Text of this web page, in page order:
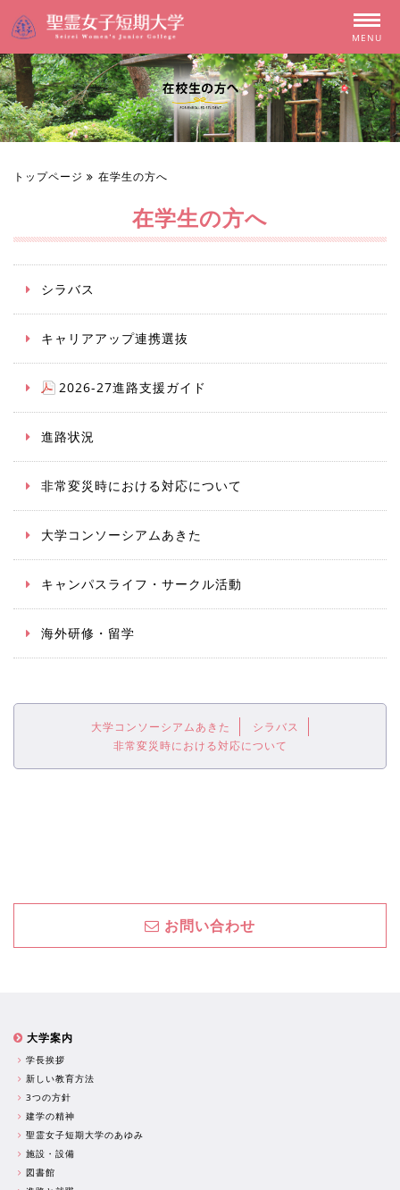
MENU
トップページ 在学生の方へ
在学生の方へ
シラバス
キャリアアップ連携選抜
2026-27進路支援ガイド
進路状況
非常変災時における対応について
大学コンソーシアムあきた
キャンパスライフ・サークル活動
海外研修・留学
大学コンソーシアムあきた
シラバス
非常変災時における対応について
お問い合わせ
大学案内
学長挨拶
新しい教育方法
3つの方針
建学の精神
聖霊女子短期大学のあゆみ
施設・設備
図書館